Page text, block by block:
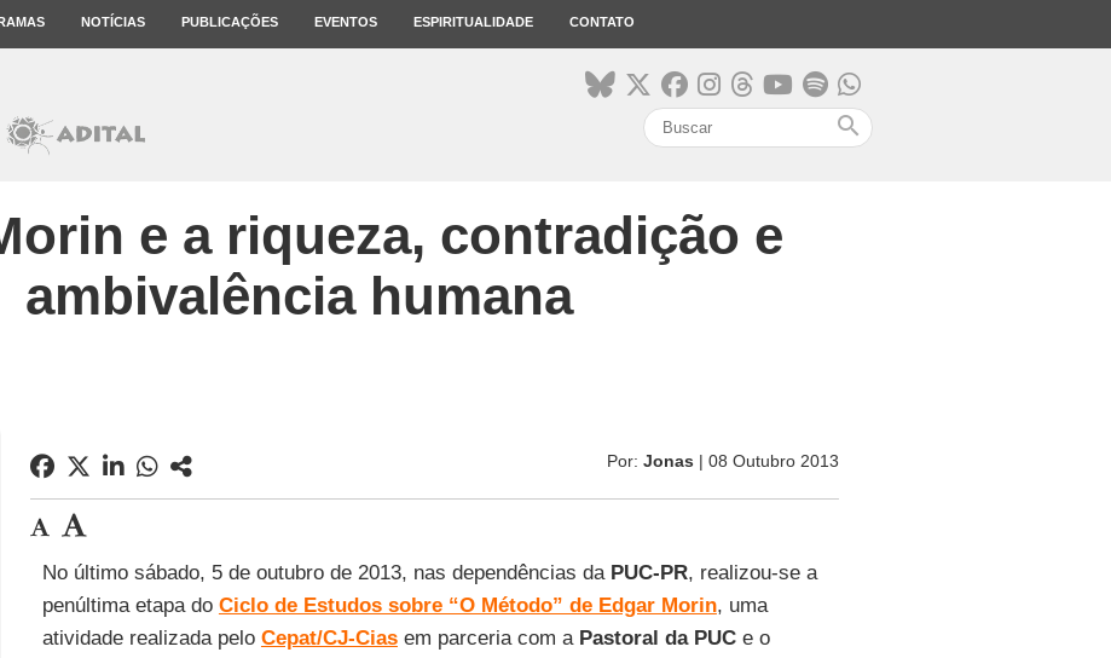
NOTÍCIAS PUBLICAÇÕES EVENTOS ESPIRITUALIDADE CONTATO
search
e a riqueza, contradição e
ambivalência humana
Por: Jonas | 08 Outubro 2013
No último sábado, 5 de outubro de 2013, nas dependências da PUC-PR, realizou-se a
penúltima etapa do Ciclo de Estudos sobre “O Método” de Edgar Morin, uma
atividade realizada pelo Cepat/CJ-Ciasem parceria com a Pastoral da PUCe o